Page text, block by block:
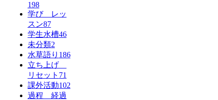
198
学び レッ
スン87
学生水槽46
未分類2
水草語り 186
立ち上げ
リセット 71
課外活動102
過程 経過